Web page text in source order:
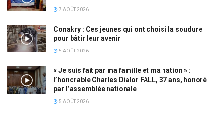
7 AOÛT 2026
Conakry : Ces jeunes qui ont choisi la soudure
pour bâtir leur avenir
5 AOÛT 2026
« Je suis fait par ma famille et ma nation » :
l’honorable Charles Dialor FALL, 37 ans, honoré
par l’assemblée nationale
5 AOÛT 2026